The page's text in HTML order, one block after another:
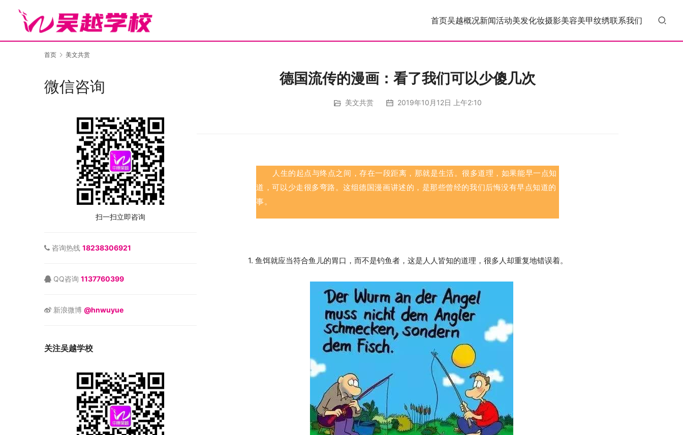
首页吴越概况新闻活动美发化妆摄影美容美甲纹绣联系我们
首页 美文共赏
德国流传的漫画：看了我们可以少傻几次
美文共赏 2019年10月12日 上午2:10
人生的起点与终点之间，存在一段距离，那就是生活。很多道理，如果能早一点知
道，可以少走很多弯路。这组德国漫画讲述的，是那些曾经的我们后悔没有早点知道的
事。
1. 鱼饵就应当符合鱼儿的胃口，而不是钓鱼者，这是人人皆知的道理，很多人却重复地错误着。
微信咨询
扫一扫立即咨询
咨询热线 18238306921
QQ咨询 1137760399
新浪微博 @hnwuyue
关注吴越学校